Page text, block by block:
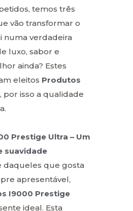
temos três
vão transformar o
numa verdadeira
luxo, sabor e
ainda? Estes
eleitos Produtos
, por isso a qualidade
Prestige Ultra – Um
suavidade
daqueles que gosta
apresentável,
I9000 Prestige
ideal. Esta